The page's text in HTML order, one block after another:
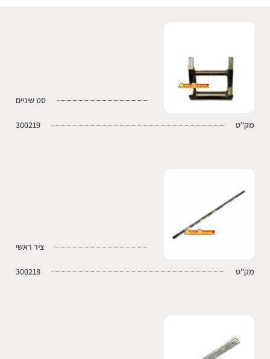
סט שיניים
מק"ט 300219
ציר ראשי
מק"ט 300218